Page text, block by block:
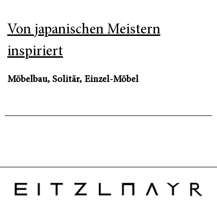
Von japanischen Meistern
inspiriert
Möbelbau, Solitär, Einzel-Möbel